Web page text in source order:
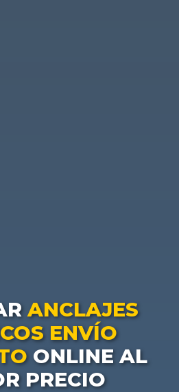
ANCLAJES
ENVÍO
ONLINE AL
PRECIO